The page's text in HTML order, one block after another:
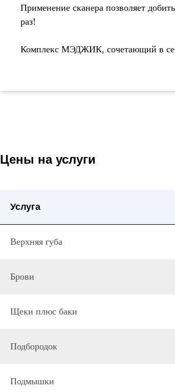
Применение сканера позволяет
раз!
Комплекс МЭДЖИК, сочетающий в
Цены на услуги
Услуга
Верхняя губа
Брови
Щеки плюс баки
Подбородок
Подмышки